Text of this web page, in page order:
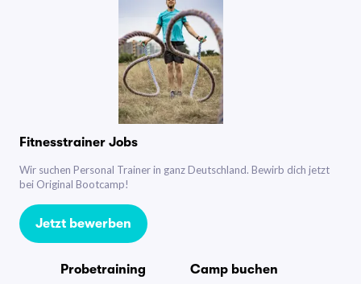
Fitnesstrainer Jobs
Wir suchen Personal Trainer in ganz Deutschland. Bewirb dich jetzt
bei Original Bootcamp!
Jetzt bewerben
Probetraining Camp buchen